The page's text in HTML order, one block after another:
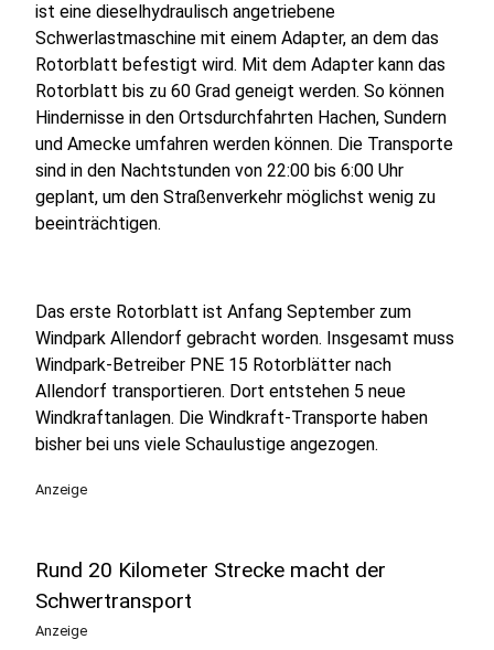
ist eine dieselhydraulisch angetriebene
Schwerlastmaschine mit einem Adapter, an dem das
Rotorblatt befestigt wird. Mit dem Adapter kann das
Rotorblatt bis zu 60 Grad geneigt werden. So können
Hindernisse in den Ortsdurchfahrten Hachen, Sundern
und Amecke umfahren werden können. Die Transporte
sind in den Nachtstunden von 22:00 bis 6:00 Uhr
geplant, um den Straßenverkehr möglichst wenig zu
beeinträchtigen.
Das erste Rotorblatt ist Anfang September zum
Windpark Allendorf gebracht worden. Insgesamt muss
Windpark-Betreiber PNE 15 Rotorblätter nach
Allendorf transportieren. Dort entstehen 5 neue
Windkraftanlagen. Die Windkraft-Transporte haben
bisher bei uns viele Schaulustige angezogen.
Anzeige
Rund 20 Kilometer Strecke macht der
Schwertransport
Anzeige